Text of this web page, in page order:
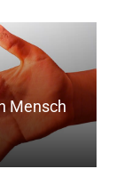
Mensch